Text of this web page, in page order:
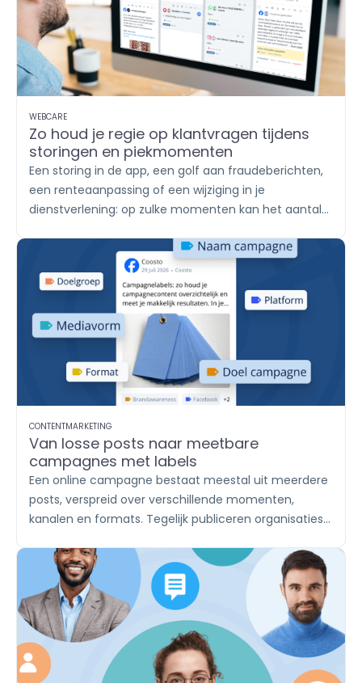
WEBCARE
Zo houd je regie op klantvragen tijdens
storingen en piekmomenten
Een storing in de app, een golf aan fraudeberichten,
een renteaanpassing of een wijziging in je
dienstverlening: op zulke momenten kan het aantal
stuurt een WhatsApp-bericht, een ander reageert
onder een socialmediapost en weer een ander
plaatst een review. MetEngagebreng je alle
berichten samen, verdeel je het werk onder teams
en help je klanten met een duidelijk en consistent
CONTENTMARKETING
Van losse posts naar meetbare
campagnes met labels
Een online campagne bestaat meestal uit meerdere
posts, verspreid over verschillende momenten,
kanalen en formats. Tegelijk publiceren organisaties
inhakers, vacatures en klantverhalen. Met labels
breng je die content onder in herkenbare groepen. Zo
houd je inPublish overzicht en zie je in
Report
afzonderlijk wat iedere campagne of ieder
contentthema oplevert.